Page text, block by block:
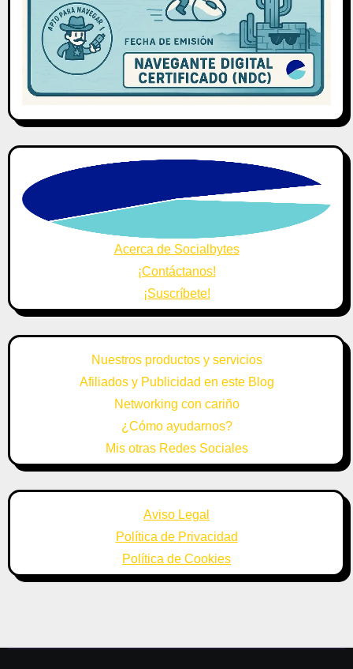
Acerca de Socialbytes
¡Contáctanos!
¡Suscríbete!
Nuestros productos y servicios
Afiliados y Publicidad en este Blog
Networking con cariño
¿Cómo ayudarnos?
Mis otras Redes Sociales
Aviso Legal
Política de Privacidad
Política de Cookies